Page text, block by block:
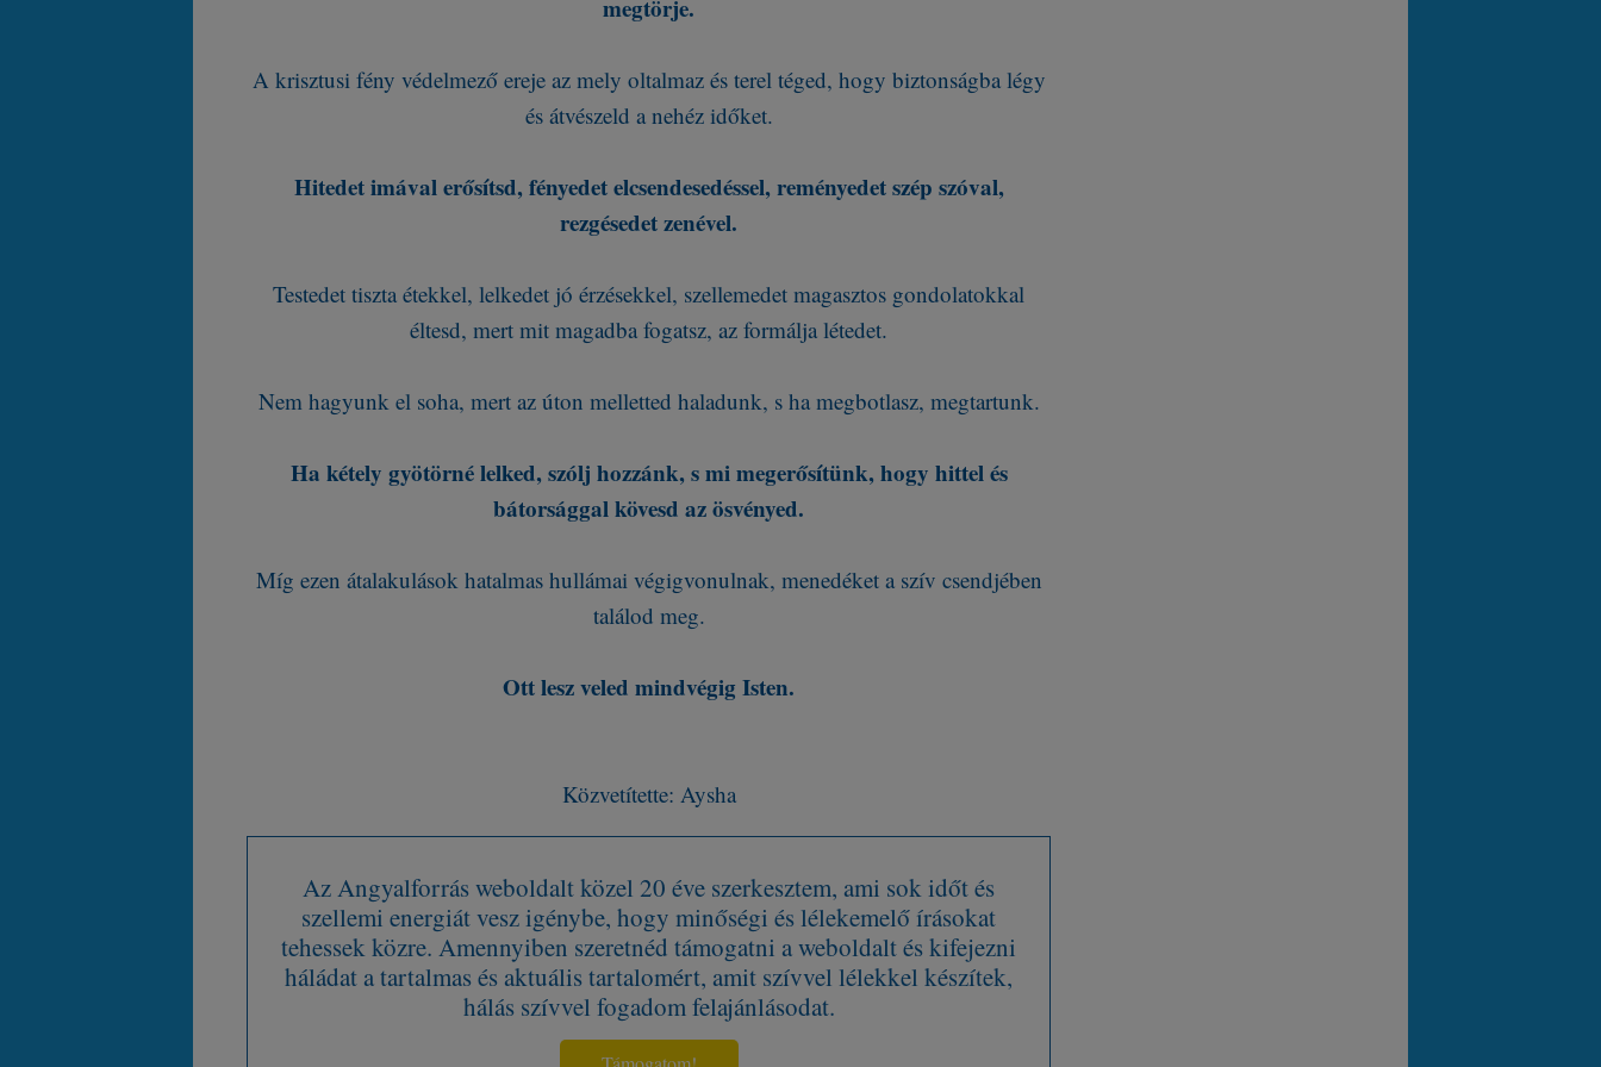
megtörje.
A krisztusi fény védelmező ereje az mely oltalmaz és terel téged, hogy biztonságba légy
és átvészeld a nehéz időket.
Hitedet imával erősítsd, fényedet elcsendesedéssel, reményedet szép szóval,
rezgésedet zenével.
Testedet tiszta étekkel, lelkedet jó érzésekkel, szellemedet magasztos gondolatokkal
éltesd, mert mit magadba fogatsz, az formálja létedet.
Nem hagyunk el soha, mert az úton melletted haladunk, s ha megbotlasz, megtartunk.
Ha kétely gyötörné lelked, szólj hozzánk, s mi megerősítünk, hogy hittel és
bátorsággal kövesd az ösvényed.
Míg ezen átalakulások hatalmas hullámai végigvonulnak, menedéket a szív csendjében
találod meg.
Ott lesz veled mindvégig Isten.
Közvetítette: Aysha
Az Angyalforrás weboldalt közel 20 éve szerkesztem, ami sok időt és
szellemi energiát vesz igénybe, hogy minőségi és lélekemelő írásokat
tehessek közre. Amennyiben szeretnéd támogatni a weboldalt és kifejezni
háládat a tartalmas és aktuális tartalomért, amit szívvel lélekkel készítek,
hálás szívvel fogadom felajánlásodat.